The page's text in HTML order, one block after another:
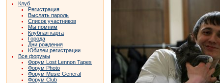
Клуб
Регистрация
Выслать пароль
Список участников
Мы помним
Клубная карта
Города
Дни рождения
Юбилеи регистрации
Все форумы
Форум Lost Lennon Tapes
Форум Photo
Форум Music General
Форум Club